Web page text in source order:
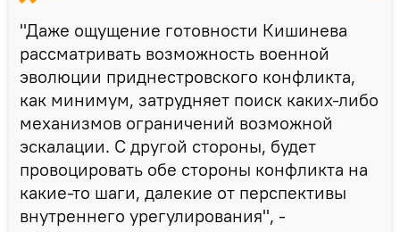
"Даже ощущение готовности Кишинева
рассматривать возможность военной
эволюции приднестровского конфликта,
как минимум, затрудняет поиск каких-либо
механизмов ограничений возможной
эскалации. С другой стороны, будет
провоцировать обе стороны конфликта на
какие-то шаги, далекие от перспективы
внутреннего урегулирования", -